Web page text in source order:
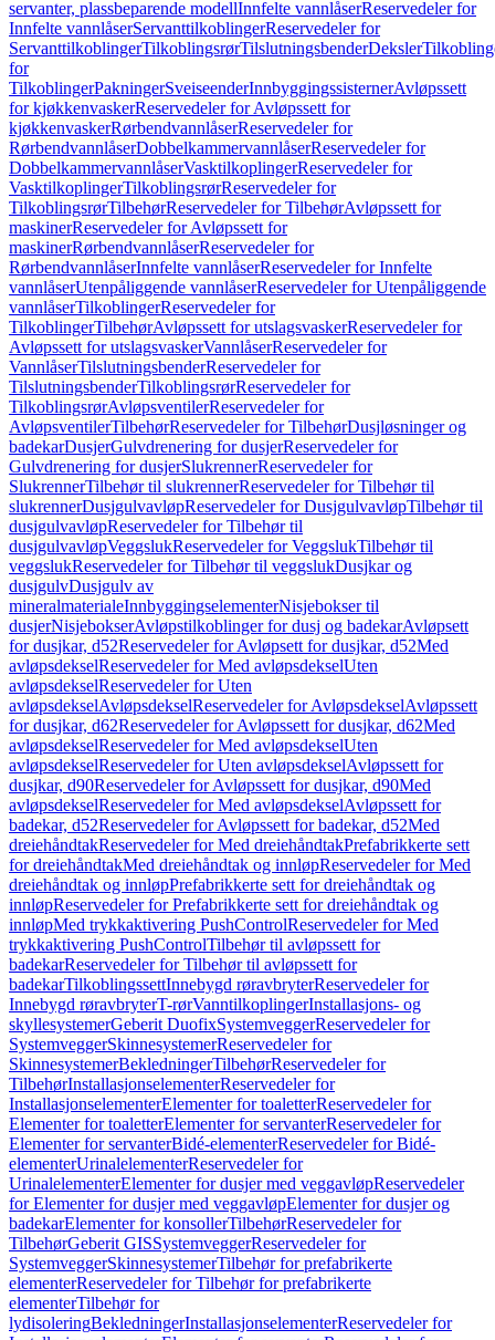
servanter, plassbeparende modellInnfelte vannlåserReservedeler for
Innfelte vannlåserServanttilkoblingerReservedeler for
ServanttilkoblingerTilkoblingsrørTilslutningsbenderDeksler
for
TilkoblingerPakningerSveiseenderInnbyggingssisternerAvløpssett
for kjøkkenvaskerReservedeler for Avløpssett for
kjøkkenvaskerRørbendvannlåserReservedeler for
RørbendvannlåserDobbelkammervannlåserReservedeler for
DobbelkammervannlåserVasktilkoplingerReservedeler for
VasktilkoplingerTilkoblingsrørReservedeler for
TilkoblingsrørTilbehørReservedeler for TilbehørAvløpssett for
maskinerReservedeler for Avløpssett for
maskinerRørbendvannlåserReservedeler for
RørbendvannlåserInnfelte vannlåserReservedeler for Innfelte
vannlåserUtenpåliggende vannlåserReservedeler for Utenpåliggende
vannlåserTilkoblingerReservedeler for
TilkoblingerTilbehørAvløpssett for utslagsvaskerReservedeler for
Avløpssett for utslagsvaskerVannlåserReservedeler for
VannlåserTilslutningsbenderReservedeler for
TilslutningsbenderTilkoblingsrørReservedeler for
TilkoblingsrørAvløpsventilerReservedeler for
AvløpsventilerTilbehørReservedeler for TilbehørDusjløsninger og
badekarDusjerGulvdrenering for dusjerReservedeler for
Gulvdrenering for dusjerSlukrennerReservedeler for
SlukrennerTilbehør til slukrennerReservedeler for Tilbehør til
slukrennerDusjgulvavløpReservedeler for DusjgulvavløpTilbehør til
dusjgulvavløpReservedeler for Tilbehør til
dusjgulvavløpVeggslukReservedeler for VeggslukTilbehør til
veggslukReservedeler for Tilbehør til veggslukDusjkar og
dusjgulvDusjgulv av
mineralmaterialeInnbyggingselementerNisjebokser til
dusjerNisjebokserAvløpstilkoblinger for dusj og badekarAvløpsett
for dusjkar, d52Reservedeler for Avløpsett for dusjkar, d52Med
avløpsdekselReservedeler for Med avløpsdekselUten
avløpsdekselReservedeler for Uten
avløpsdekselAvløpsdekselReservedeler for AvløpsdekselAvløpssett
for dusjkar, d62Reservedeler for Avløpssett for dusjkar, d62Med
avløpsdekselReservedeler for Med avløpsdekselUten
avløpsdekselReservedeler for Uten avløpsdekselAvløpssett for
dusjkar, d90Reservedeler for Avløpssett for dusjkar, d90Med
avløpsdekselReservedeler for Med avløpsdekselAvløpssett for
badekar, d52Reservedeler for Avløpssett for badekar, d52Med
dreiehåndtakReservedeler for Med dreiehåndtakPrefabrikkerte sett
for dreiehåndtakMed dreiehåndtak og innløpReservedeler for Med
dreiehåndtak og innløpPrefabrikkerte sett for dreiehåndtak og
innløpReservedeler for Prefabrikkerte sett for dreiehåndtak og
innløpMed trykkaktivering PushControlReservedeler for Med
trykkaktivering PushControlTilbehør til avløpssett for
badekarReservedeler for Tilbehør til avløpssett for
badekarTilkoblingssettInnebygd røravbryterReservedeler for
Innebygd røravbryterT-rørVanntilkoplingerInstallasjons- og
skyllesystemerGeberit DuofixSystemveggerReservedeler for
SystemveggerSkinnesystemerReservedeler for
SkinnesystemerBekledningerTilbehørReservedeler for
TilbehørInstallasjonselementerReservedeler for
InstallasjonselementerElementer for toaletterReservedeler for
Elementer for toaletterElementer for servanterReservedeler for
Elementer for servanterBidé-elementerReservedeler for Bidé-
elementerUrinalelementerReservedeler for
UrinalelementerElementer for dusjer med veggavløpReservedeler
for Elementer for dusjer med veggavløpElementer for dusjer og
badekarElementer for konsollerTilbehørReservedeler for
TilbehørGeberit GISSystemveggerReservedeler for
SystemveggerSkinnesystemerTilbehør for prefabrikerte
elementerReservedeler for Tilbehør for prefabrikerte
elementerTilbehør for
lydisoleringBekledningerInstallasjonselementerReservedeler for